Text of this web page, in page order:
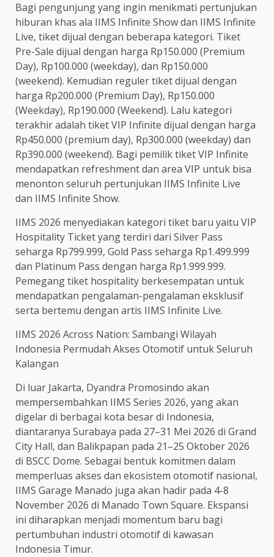
Bagi pengunjung yang ingin menikmati pertunjukan
hiburan khas ala IIMS Infinite Show dan IIMS Infinite
Live, tiket dijual dengan beberapa kategori. Tiket
Pre-Sale dijual dengan harga Rp150.000 (Premium
Day), Rp100.000 (weekday), dan Rp150.000
(weekend). Kemudian reguler tiket dijual dengan
harga Rp200.000 (Premium Day), Rp150.000
(Weekday), Rp190.000 (Weekend). Lalu kategori
terakhir adalah tiket VIP Infinite dijual dengan harga
Rp450.000 (premium day), Rp300.000 (weekday) dan
Rp390.000 (weekend). Bagi pemilik tiket VIP Infinite
mendapatkan refreshment dan area VIP untuk bisa
menonton seluruh pertunjukan IIMS Infinite Live
dan IIMS Infinite Show.
IIMS 2026 menyediakan kategori tiket baru yaitu VIP
Hospitality Ticket yang terdiri dari Silver Pass
seharga Rp799.999, Gold Pass seharga Rp1.499.999
dan Platinum Pass dengan harga Rp1.999.999.
Pemegang tiket hospitality berkesempatan untuk
mendapatkan pengalaman-pengalaman eksklusif
serta bertemu dengan artis IIMS Infinite Live.
IIMS 2026 Across Nation: Sambangi Wilayah
Indonesia Permudah Akses Otomotif untuk Seluruh
Kalangan
Di luar Jakarta, Dyandra Promosindo akan
mempersembahkan IIMS Series 2026, yang akan
digelar di berbagai kota besar di Indonesia,
diantaranya Surabaya pada 27–31 Mei 2026 di Grand
City Hall, dan Balikpapan pada 21–25 Oktober 2026
di BSCC Dome. Sebagai bentuk komitmen dalam
memperluas akses dan ekosistem otomotif nasional,
IIMS Garage Manado juga akan hadir pada 4-8
November 2026 di Manado Town Square. Ekspansi
ini diharapkan menjadi momentum baru bagi
pertumbuhan industri otomotif di kawasan
Indonesia Timur.